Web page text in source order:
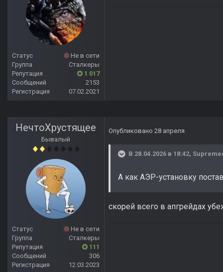
Статус
Не в сети
Группа
Сталкеры
Репутация
1 017
Сообщений
2153
Регистрация
07.02.2021
НечтоХрустящее
Бывалый
Статус
Не в сети
Группа
Сталкеры
Репутация
111
Сообщений
306
Регистрация
12.03.2023
Опубликовано 28 апреля
В 28.04.2026 в 18:42,
А как АЭР-установку
скорей всего в апгрейдах